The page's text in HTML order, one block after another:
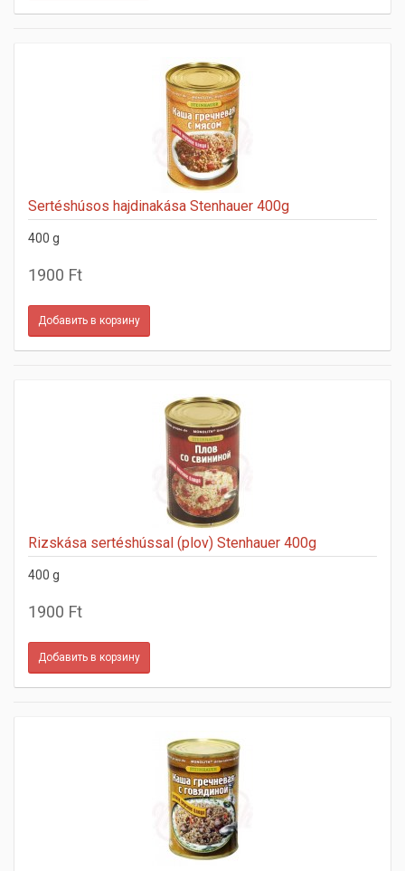
Sertéshúsos hajdinakása Stenhauer 400g
400 g
1900 Ft
Rizskása sertéshússal (plov) Stenhauer 400g
400 g
1900 Ft